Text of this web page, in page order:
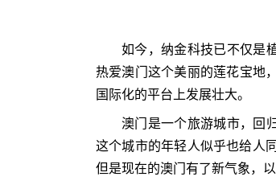
如今，纳金科技已不仅是
热爱澳门这个美丽的莲花宝地
国际化的平台上发展壮大。
澳门是一个旅游城市，回
这个城市的年轻人似乎也给人
但是现在的澳门有了新气象，